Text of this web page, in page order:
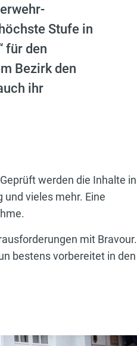
Stufe in
für den
Bezirk den
ihr
werden die Inhalte in
vieles mehr. Eine
mit Bravour.
bestens vorbereitet in den